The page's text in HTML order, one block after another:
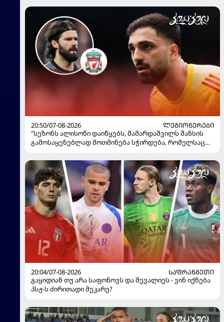
20:50/07-08-2026
ᲚᲔᲒᲘᲝᲜᲔᲠᲔᲑᲘ
"სეზონს ალისონი დაიწყებს, მამარდაშვილს შანსის
გამოსაყენებლად მოთმინება სჭირდება, რომელსაც
ყოფილმა მეკარემ
20:04/07-08-2026
ᲡᲐᲤᲠᲐᲜᲒᲔᲗᲘ
გაყიდიან თუ არა საფონოვს და შევალიეს - ვინ იქნება
პსჟ-ს ძირითადი მეკარე?